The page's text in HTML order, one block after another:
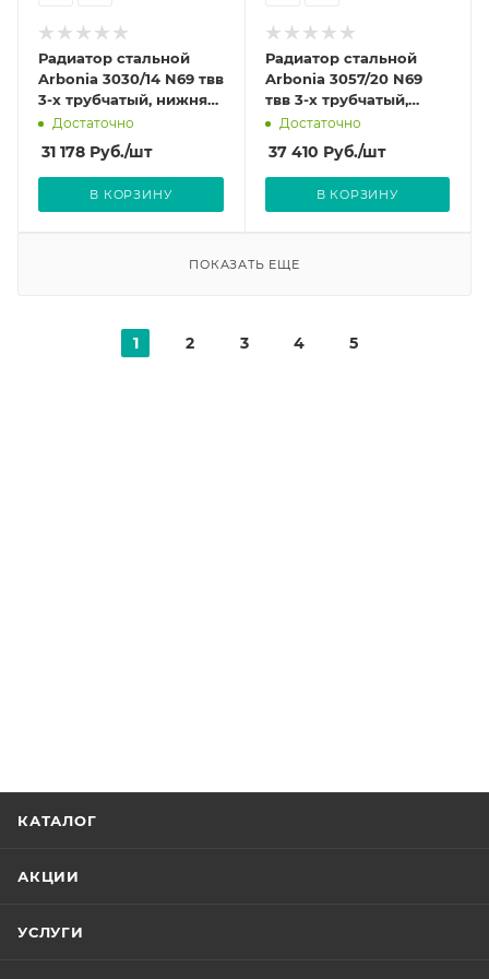
Радиатор стальной
Arbonia 3030/14 N69 твв
3-х трубчатый, нижняя
подводка, встроенный
Достаточно
31 178 Руб./шт
В КОРЗИНУ
Радиатор стальной
Arbonia 3057/20 N69
твв 3-х трубчатый,
нижняя подводка,
встроенный вентиль
Достаточно
37 410 Руб./шт
В КОРЗИНУ
ПОКАЗАТЬ ЕЩЕ
1 2 3 4 5
КАТАЛОГ
АКЦИИ
УСЛУГИ